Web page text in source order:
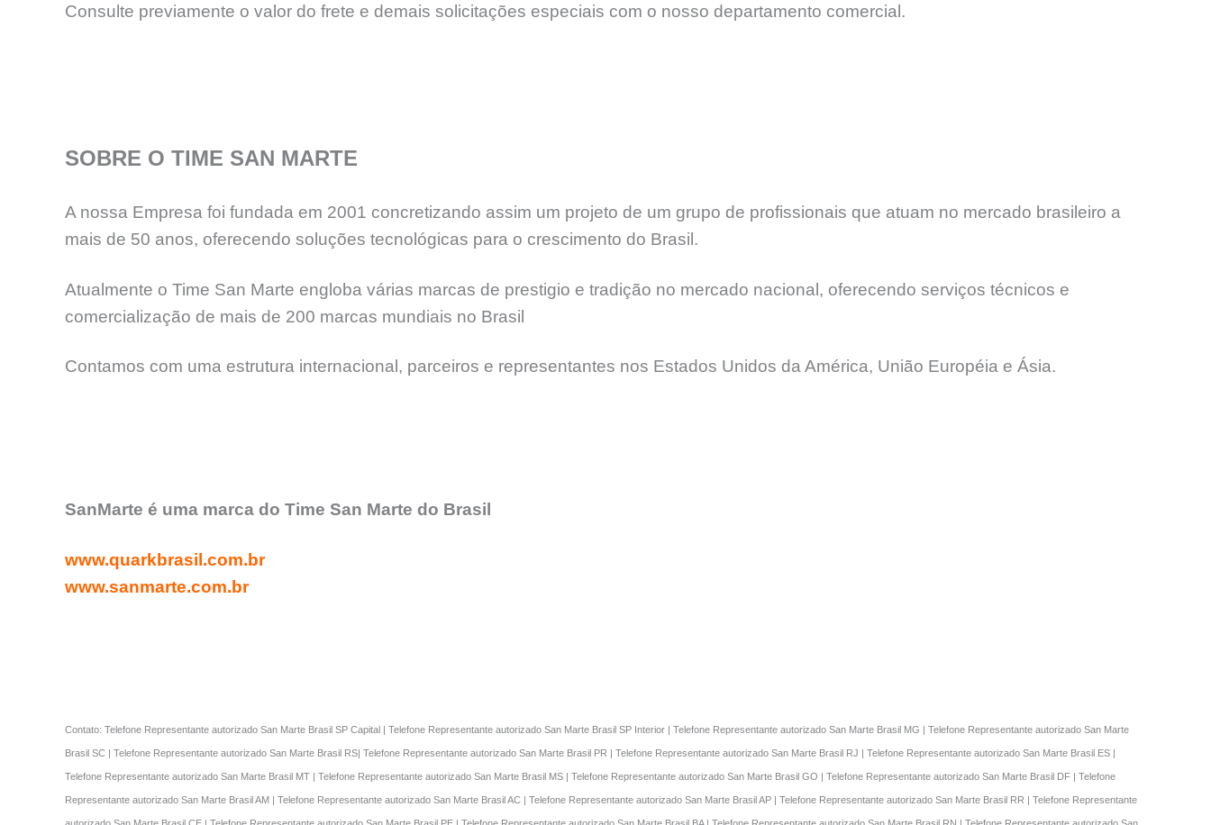
Consulte previamente o valor do frete e demais solicitações especiais com o nosso departamento comercial.
SOBRE O TIME SAN MARTE
A nossa Empresa foi fundada em 2001 concretizando assim um projeto de um grupo de profissionais que atuam no mercado brasileiro a
mais de 50 anos, oferecendo soluções tecnológicas para o crescimento do Brasil.
Atualmente o Time San Marte engloba várias marcas de prestigio e tradição no mercado nacional, oferecendo serviços técnicos e
comercialização de mais de 200 marcas mundiais no Brasil
Contamos com uma estrutura internacional, parceiros e representantes nos Estados Unidos da América, União Européia e Ásia.
SanMarte é uma marca do Time San Marte do Brasil
www.quarkbrasil.com.br
www.sanmarte.com.br
Contato: Telefone Representante autorizado San Marte Brasil SP Capital | Telefone Representante autorizado San Marte Brasil SP Interior | Telefone Representante autorizado San Marte Brasil MG | Telefone Representante autorizado San Marte
Brasil SC | Telefone Representante autorizado San Marte Brasil RS| Telefone Representante autorizado San Marte Brasil PR | Telefone Representante autorizado San Marte Brasil RJ | Telefone Representante autorizado San Marte Brasil ES |
Telefone Representante autorizado San Marte Brasil MT | Telefone Representante autorizado San Marte Brasil MS | Telefone Representante autorizado San Marte Brasil GO | Telefone Representante autorizado San Marte Brasil DF | Telefone
Representante autorizado San Marte Brasil AM | Telefone Representante autorizado San Marte Brasil AC | Telefone Representante autorizado San Marte Brasil AP | Telefone Representante autorizado San Marte Brasil RR | Telefone Representante